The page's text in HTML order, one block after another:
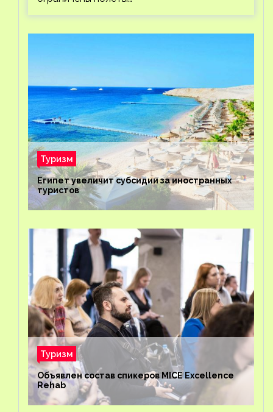
Туризм
Египет увеличит субсидии за иностранных
туристов
Туризм
Объявлен состав спикеров MICE Excellence
Rehab